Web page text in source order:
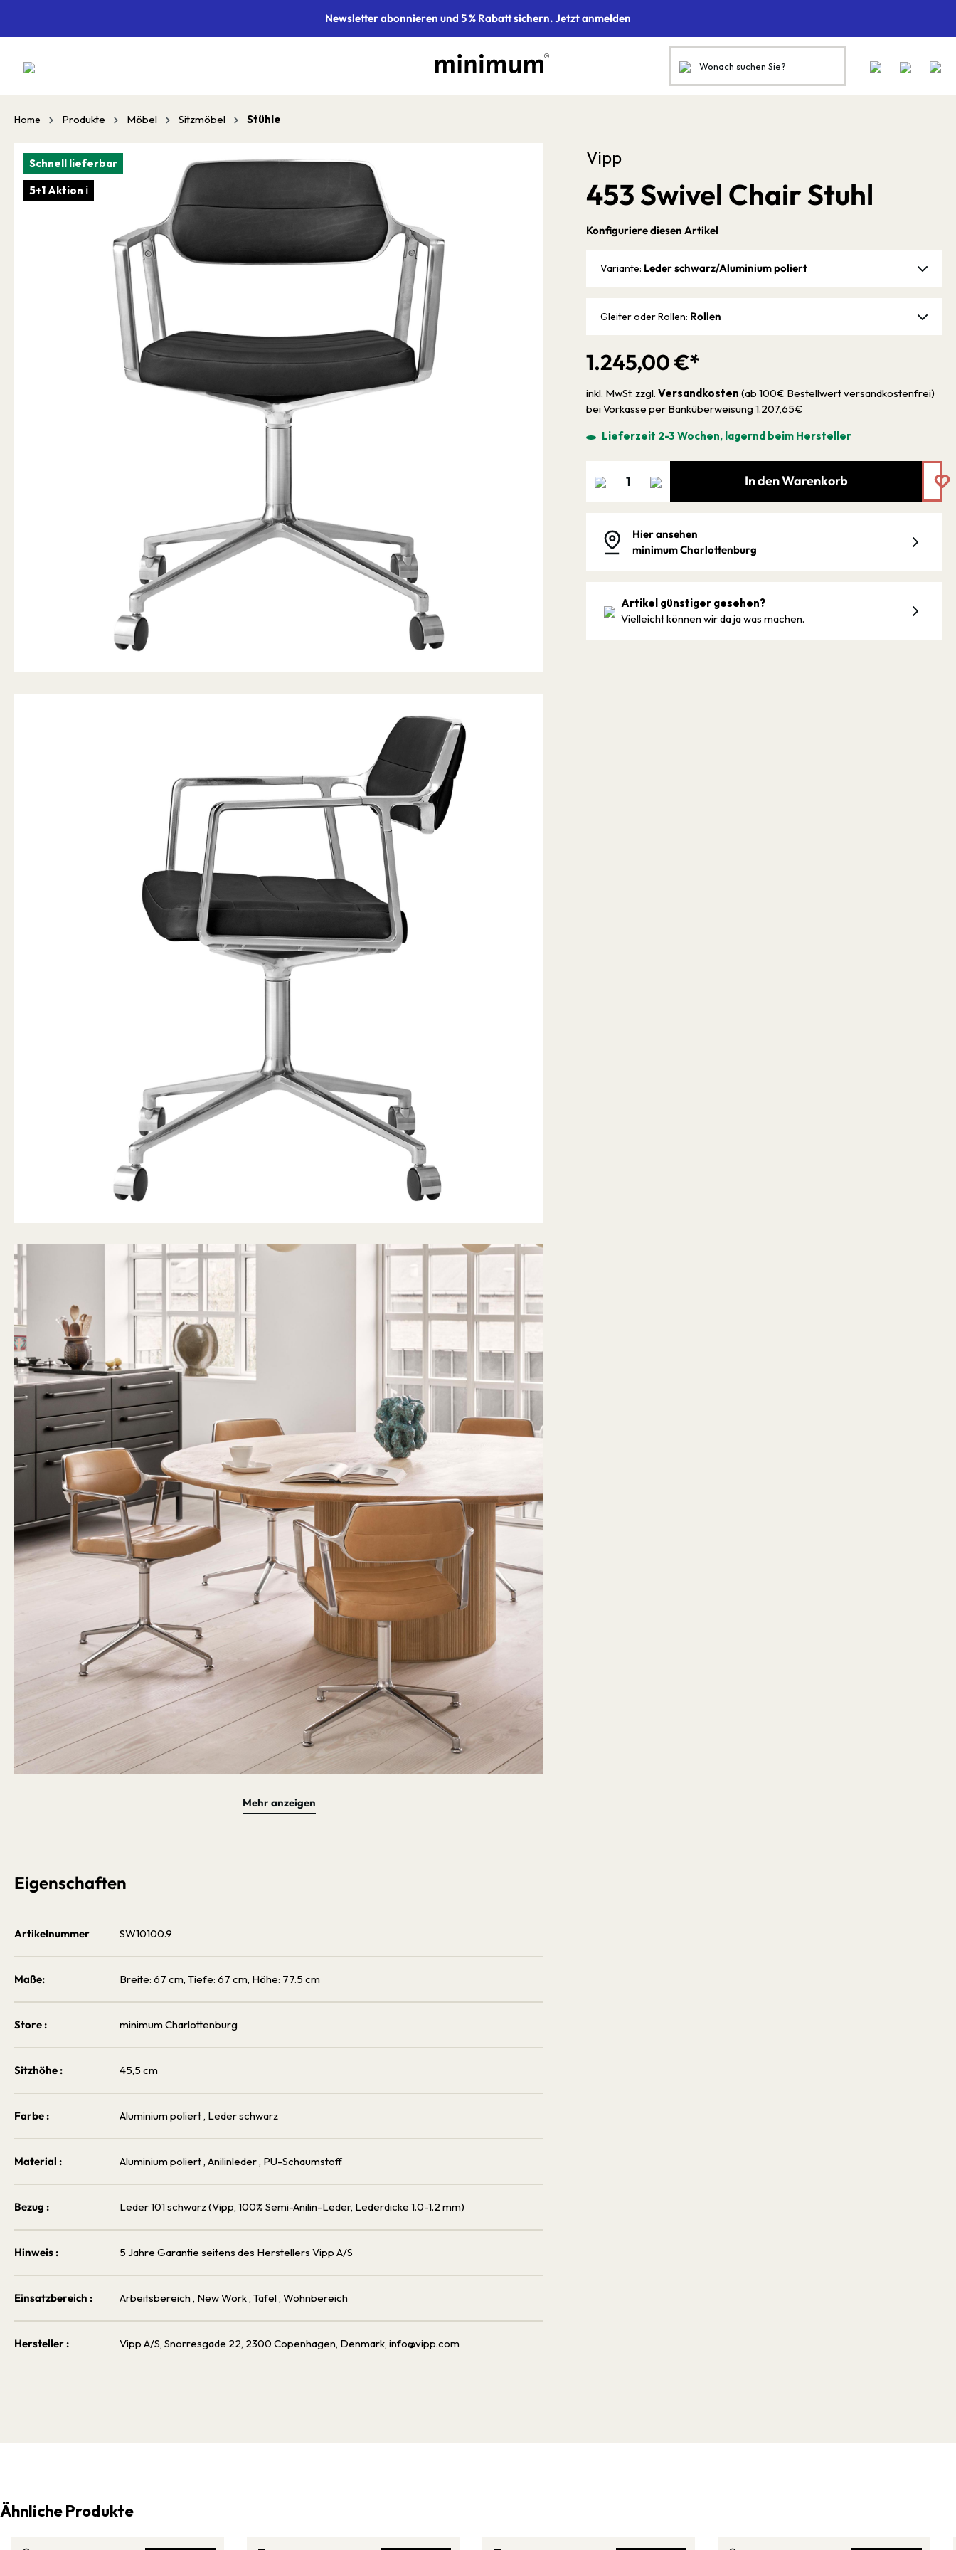
Newsletter abonnieren und 5 % Rabatt sichern.Jetzt anmelden
Home Produkte Möbel Sitzmöbel Stühle
Schnell lieferbar
5+1 Aktion ℹ
Mehr anzeigen
Eigenschaften
Artikelnummer SW10100.9
Maße: Breite: 67 cm, Tiefe: 67 cm, Höhe: 77.5 cm
Store : minimum Charlottenburg
Sitzhöhe : 45,5 cm
Farbe : Aluminium poliert, Leder schwarz
Material : Aluminium poliert, Anilinleder, PU-Schaumstoff
Bezug : Leder 101 schwarz (Vipp, 100% Semi-Anilin-Leder, Lederdicke 1.0-1.2 mm)
Hinweis : 5 Jahre Garantie seitens des Herstellers Vipp A/S
Einsatzbereich : Arbeitsbereich , New Work, Tafel, Wohnbereich
Hersteller : Vipp A/S, Snorresgade 22, 2300 Copenhagen, Denmark, info@vipp.com
Vipp
453 Swivel Chair Stuhl
1.245,00 €*
inkl. MwSt. zzgl. Versandkosten (ab 100€ Bestellwert versandkostenfrei)
bei Vorkasse per Banküberweisung 1.207,65€
Lieferzeit 2-3 Wochen, lagernd beim Hersteller
Konfiguriere diesen Artikel
Variante: Leder schwarz/Aluminium poliert
Gleiter oder Rollen: Rollen
In den Warenkorb
Hier ansehen
minimum Charlottenburg
Artikel günstiger gesehen?
Vielleicht können wir da ja was machen.
Ähnliche Produkte